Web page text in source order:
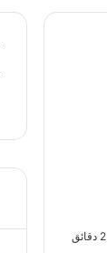
2 دقائق